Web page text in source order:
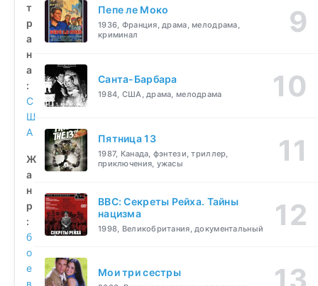
т
р
а
н
а
:
С
Ш
А
Ж
а
н
р
:
б
о
е
в
Пепе ле Моко
1936, Франция, драма, мелодрама,
криминал
Санта-Барбара
1984, США, драма, мелодрама
Пятница 13
1987, Канада, фэнтези, триллер,
приключения, ужасы
BBC: Секреты Рейха. Тайны
нацизма
1998, Великобритания, документальный
Мои три сестры